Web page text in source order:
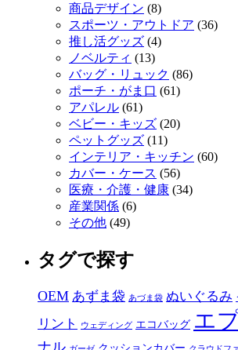
商品デザイン (8)
スポーツ・アウトドア (36)
推し活グッズ (4)
ノベルティ (13)
バッグ・リュック (86)
ポーチ・がま口 (61)
アパレル (61)
ベビー・キッズ (20)
ペットグッズ (11)
インテリア・キッチン (60)
カバー・ケース (56)
医療・介護・健康 (34)
産業関係 (6)
その他 (49)
タグで探す
OEM あずま袋 あづま袋 ぬいぐるみ
リント
ウェディング エコバッグ エ
ナル
クッションカバー